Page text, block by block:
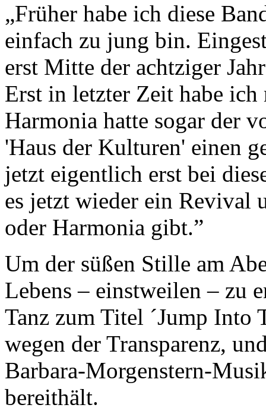
„Früher habe ich diese
einfach zu jung bin.
erst Mitte der achtziger
Erst in letzter Zeit habe
Harmonia hatte sogar der
'Haus der Kulturen' einen
jetzt eigentlich erst bei
es jetzt wieder ein Revival
oder Harmonia gibt.”
Um der süßen Stille am
Lebens – einstweilen – zu
Tanz zum Titel ´Jump Into
wegen der Transparenz,
Barbara-Morgenstern-
bereithält.